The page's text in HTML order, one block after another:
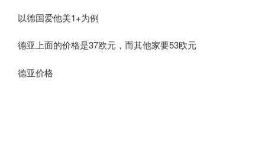
以德国爱他美1+为例
德亚上面的价格是37欧元，而其他家要53欧元
德亚价格